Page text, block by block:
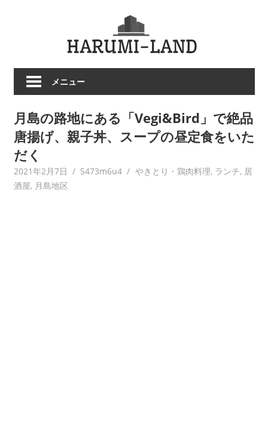
メニュー
月島の路地にある「Vegi&Bird」で絶品
唐揚げ、親子丼、スープの昼定食をいた
だく
2021年2月7日 5473m6u4 やきとり・鶏肉料理, ランチ, 居
酒屋, 月島地区